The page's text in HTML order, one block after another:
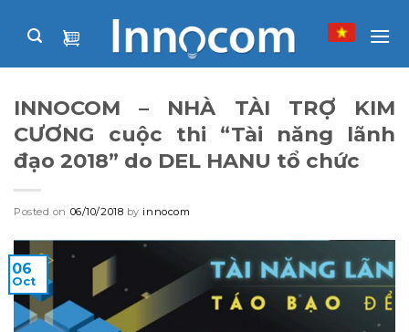
INNOCOM – NHÀ TÀI TRỢ KIM
CƯƠNG cuộc thi “Tài năng lãnh
đạo 2018” do DEL HANU tổ chức
Posted on 06/10/2018 by innocom
06
Oct